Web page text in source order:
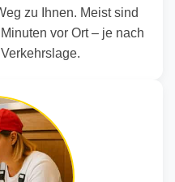
zu Ihnen. Meist sind
vor Ort – je nach